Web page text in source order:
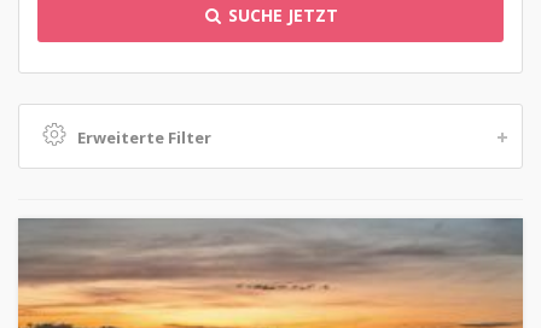
SUCHE JETZT
Erweiterte Filter